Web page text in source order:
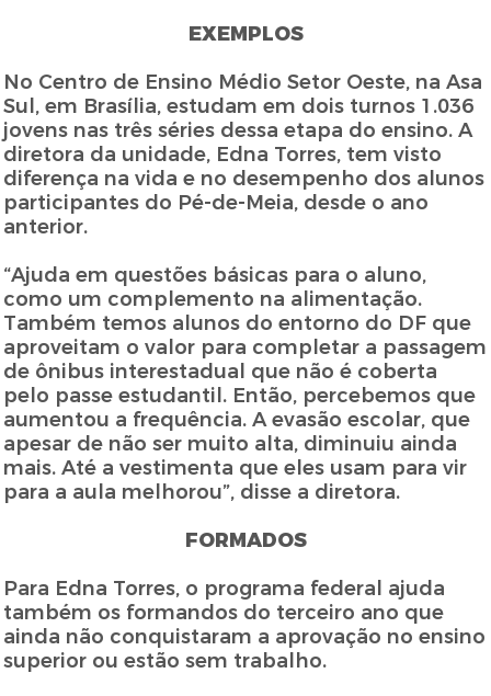
EXEMPLOS
No Centro de Ensino Médio Setor Oeste, na Asa
Sul, em Brasília, estudam em dois turnos 1.036
jovens nas três séries dessa etapa do ensino. A
diretora da unidade, Edna Torres, tem visto
diferença na vida e no desempenho dos alunos
participantes do Pé-de-Meia, desde o ano
anterior.
“Ajuda em questões básicas para o aluno,
como um complemento na alimentação.
Também temos alunos do entorno do DF que
aproveitam o valor para completar a passagem
de ônibus interestadual que não é coberta
pelo passe estudantil. Então, percebemos que
aumentou a frequência. A evasão escolar, que
apesar de não ser muito alta, diminuiu ainda
mais. Até a vestimenta que eles usam para vir
para a aula melhorou”, disse a diretora.
FORMADOS
Para Edna Torres, o programa federal ajuda
também os formandos do terceiro ano que
ainda não conquistaram a aprovação no ensino
superior ou estão sem trabalho.